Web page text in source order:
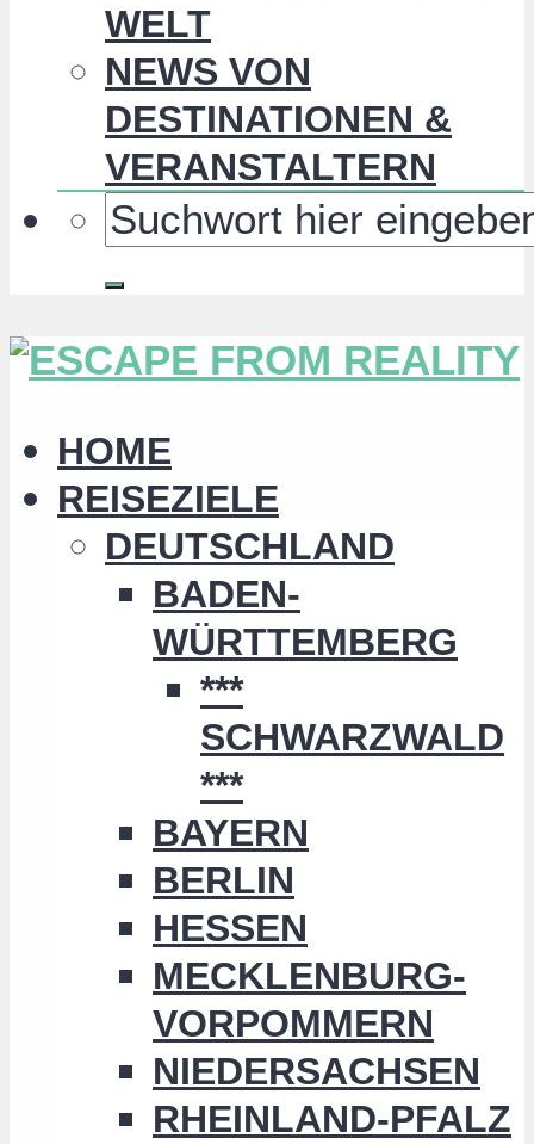
WELT
NEWS VON
DESTINATIONEN &
VERANSTALTERN
HOME
REISEZIELE
DEUTSCHLAND
BADEN-
WÜRTTEMBERG
***
SCHWARZWALD
***
BAYERN
BERLIN
HESSEN
MECKLENBURG-
VORPOMMERN
NIEDERSACHSEN
RHEINLAND-PFALZ